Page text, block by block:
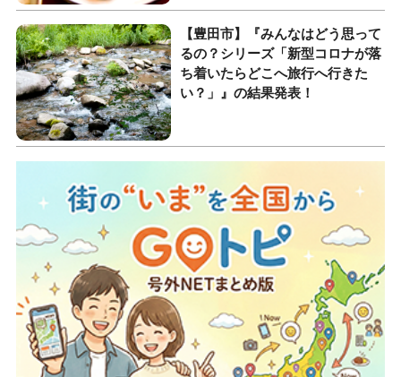
【豊田市】『みんなはどう思って
るの？シリーズ「新型コロナが落
ち着いたらどこへ旅行へ行きた
い？」』の結果発表！